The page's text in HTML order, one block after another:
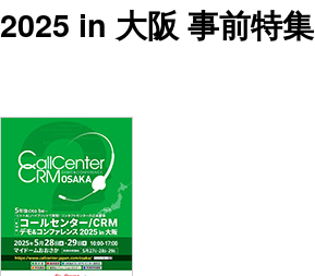
2025 in 大阪 事前特集